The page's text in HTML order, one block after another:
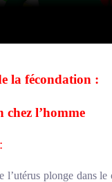
la fécondation :
chez l’homme
:
plonge dans